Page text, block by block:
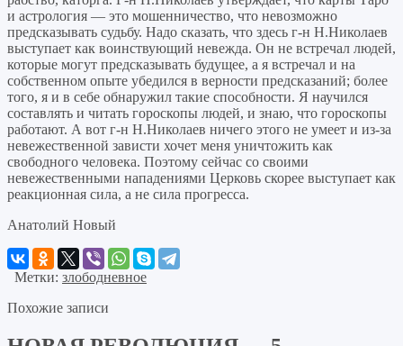
и астрология — это мошенничество, что невозможно
предсказывать судьбу. Надо сказать, что здесь г-н Н.Николаев
выступает как воинствующий невежда. Он не встречал людей,
которые могут предсказывать будущее, а я встречал и на
собственном опыте убедился в верности предсказаний; более
того, я и в себе обнаружил такие способности. Я научился
составлять и читать гороскопы людей, и знаю, что гороскопы
работают. А вот г-н Н.Николаев ничего этого не умеет и из-за
невежественной зависти хочет меня уничтожить как
свободного человека. Поэтому сейчас со своими
невежественными нападениями Церковь скорее выступает как
реакционная сила, а не сила прогресса.
Анатолий Новый
Метки: злободневное
Похожие записи